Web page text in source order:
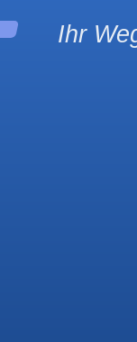
–
Ihr